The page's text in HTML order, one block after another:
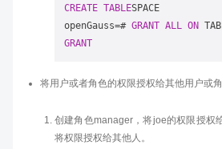
CREATE TABLESPACE
openGauss=# GRANT ALL ON
GRANT
将用户或者角色的权限授权给其他用户或角
创建角色manager，将joe的权限授权
将权限授权给其他人。